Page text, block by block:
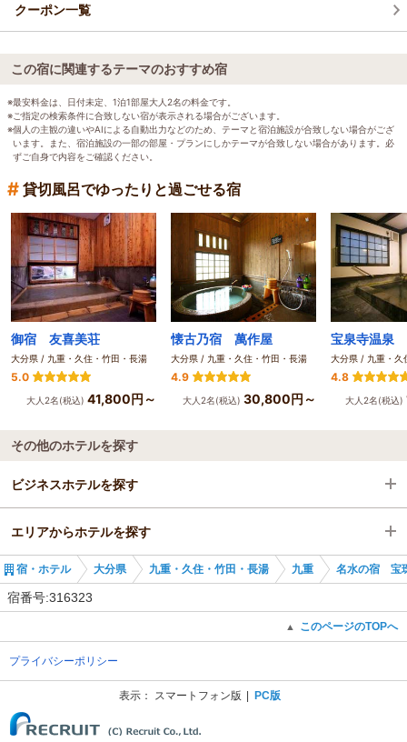
クーポン一覧
この宿に関連するテーマのおすすめ宿
※最安料金は、日付未定、1泊1部屋大人2名の料金です。
※ご指定の検索条件に合致しない宿が表示される場合がございます。
※個人の主観の違いやAIによる自動出力などのため、テーマと宿泊施設が合致しない場合がござ
います。また、宿泊施設の一部の部屋・プランにしかテーマが合致しない場合があります。必
ずご自身で内容をご確認ください。
# 貸切風呂でゆったりと過ごせる宿
御宿 友喜美荘
大分県 / 九重・久住・竹田・長湯
5.0
大人2名(税込) 41,800円～
懐古乃宿 萬作屋
大分県 / 九重・久住・竹田・長湯
4.9
大人2名(税込) 30,800円～
大分県 / 九重・久
4.8
大人2名(税込)
その他のホテルを探す
ビジネスホテルを探す
大分県
九重・久住・竹田・長湯
エリアからホテルを探す
大分県
豊後中村駅
宿・ホテル 大分県 九重・久住・竹田・長湯 九重 名水の宿 宝
宿番号:316323
▲ このページのTOPへ
プライバシーポリシー
表示： スマートフォン版 PC版